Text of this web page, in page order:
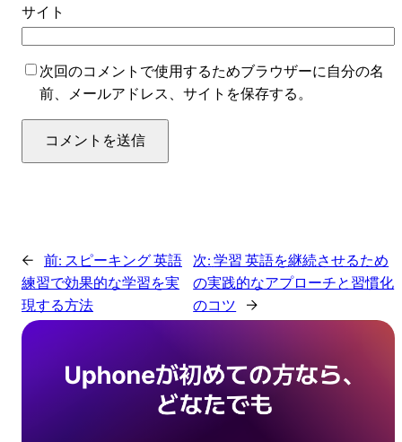
サイト
次回のコメントで使用するためブラウザーに自分の名
前、メールアドレス、サイトを保存する。
← 前: スピーキング 英語
練習で効果的な学習を実
現する方法
次: 学習 英語を継続させるため
の実践的なアプローチと習慣化
のコツ
→